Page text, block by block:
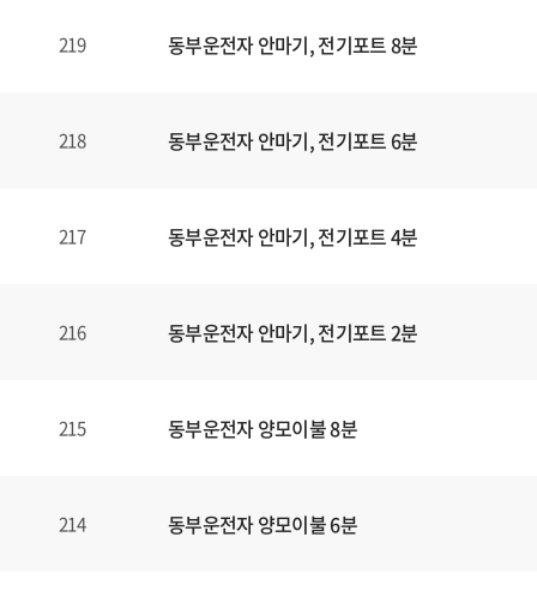
219 동부운전자 안마기, 전기포트 8분
218 동부운전자 안마기, 전기포트 6분
217 동부운전자 안마기, 전기포트 4분
216 동부운전자 안마기, 전기포트 2분
215 동부운전자 양모이불 8분
214 동부운전자 양모이불 6분